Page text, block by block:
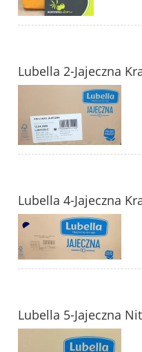
Lubella 2-Jajeczna
Lubella 4-Jajeczna
Lubella 5-Jajeczna